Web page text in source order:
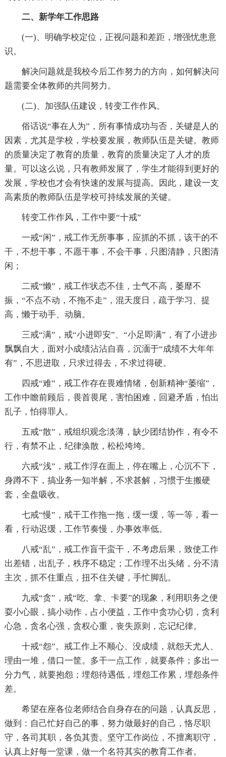
二、新学年工作思路
(一)、明确学校定位，正视问题和差距，增强忧患意
识。
解决问题就是我校今后工作努力的方向，如何解决问
题需要全体教师的共同努力。
(二)、加强队伍建设，转变工作作风。
俗话说“事在人为”，所有事情成功与否，关键是人的
因素，尤其是学校，学校要发展，教师队伍是关键。教师
的质量决定了教育的质量，教育的质量决定了人才的质
量。可以这么说，只有教师发展了，学生才能得到更好的
发展，学校也才会有快速的发展与提高。因此，建设一支
高素质的教师队伍是学校可持续发展的关键。
转变工作作风，工作中要“十戒”
一戒“闲”，戒工作无所事事，应抓的不抓，该干的不
干，不想干事，不愿干事，不会干事，只图清静，只图清
闲；
二戒“懒”，戒工作状态不佳，士气不高，萎靡不
振，“不点不动，不拖不走”，混天度日，疏于学习、提
高，懒于动手、动脑。
三戒“满”，戒“小进即安”、“小足即满”，有了小进步
飘飘自大，面对小成绩沾沾自喜，沉湎于“成绩不大年年
有”，不思进取，只求过得去，不求过得硬。
四戒“难”，戒工作存在畏难情绪，创新精神“萎缩”，
工作中瞻前顾后，畏首畏尾，害怕困难，回避矛盾，怕出
乱子，怕得罪人。
五戒“散”，戒组织观念淡薄，缺少团结协作，有令不
行，有禁不止，纪律涣散，松松垮垮。
六戒“浅”，戒工作浮在面上，停在嘴上，心沉不下，
身蹲不下，搞业务一知半解，不求甚解，习惯于生搬硬
套，全盘吸收。
七戒“慢”，戒干工作拖一拖，缓一缓，等一等，看一
看，行动迟缓，工作节奏慢，办事效率低。
八戒“乱”，戒工作盲干蛮干，不考虑后果，致使工作
出差错，出乱子，秩序不稳定；工作理不出头绪，分不清
主次，抓不住重点，扭不住关键，手忙脚乱。
九戒“贪”，戒“吃、拿、卡要”的现象，利用职务之便
耍小心眼，搞小动作，占小便益，工作中贪功心切，贪利
心急，贪名心强，贪权心重，丧失原则，忘记纪律。
十戒“怨”。戒工作上不顺心、没成绩，就怨天尤人、
理由一堆，借口一筐。多干一点工作，就要条件；多出一
分力气，就要抱怨；埋怨待遇低，埋怨工作累，埋怨条件
差。
希望在座各位老师结合自身存在的问题，认真反思，
做到：自己忙好自己的事，努力做最好的自己，恪尽职
守，各司其职，各负其责。坚守工作岗位，不擅离职守，
认真上好每一堂课，做一个名符其实的教育工作者。